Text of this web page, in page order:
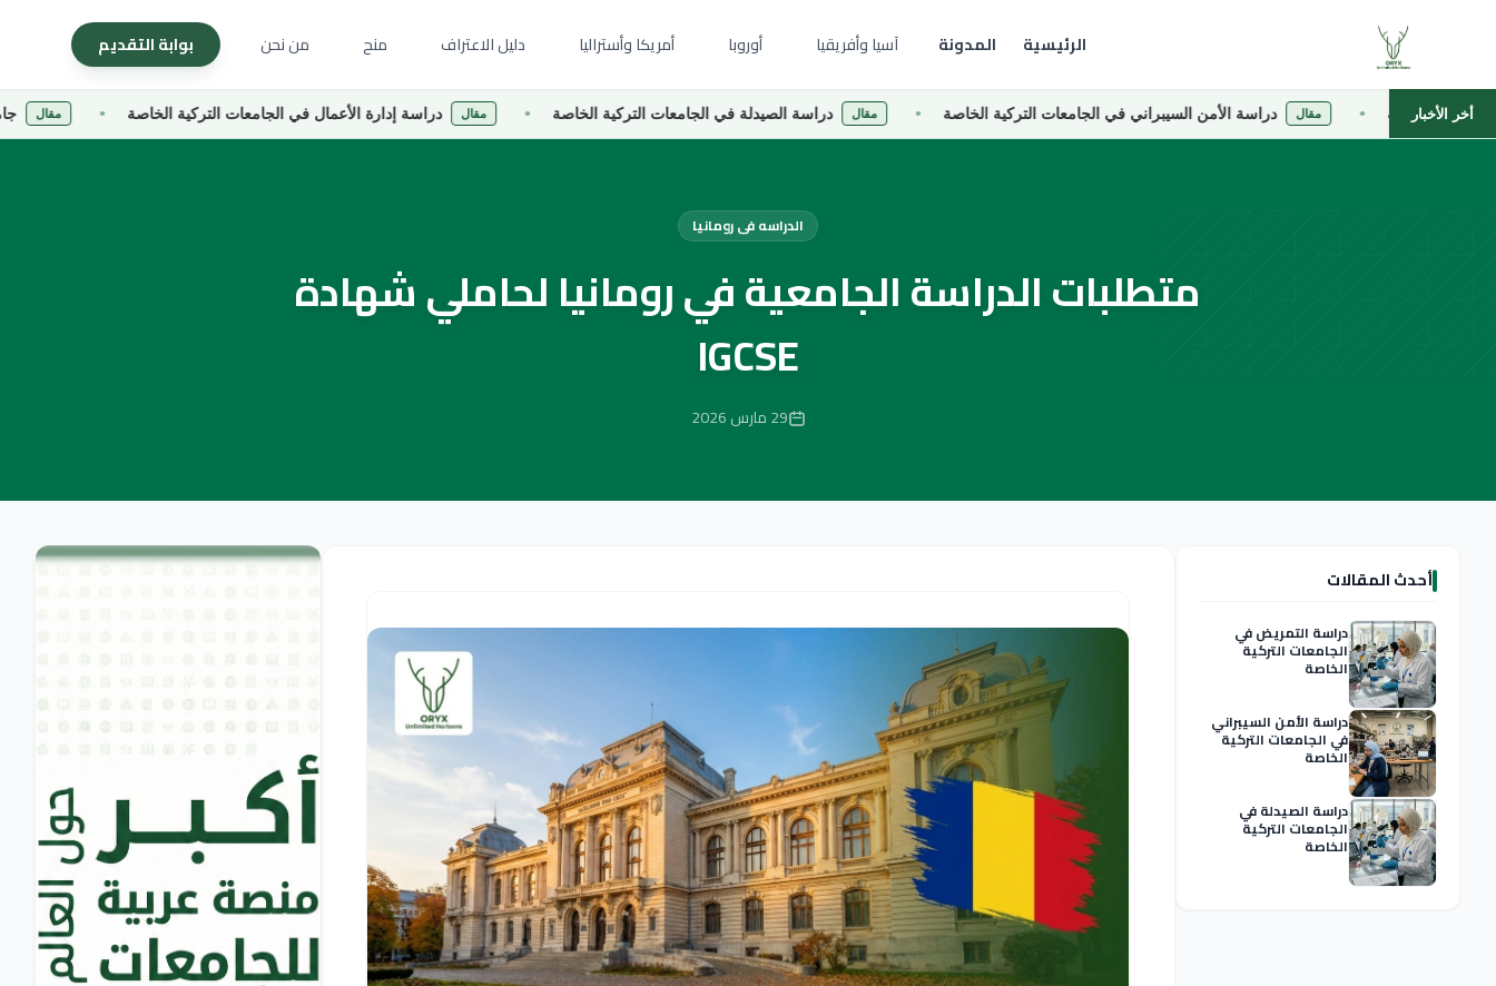
الرئيسية المدونة آسيا وأفريقيا أوروبا أمريكا وأستراليا دليل الاعتراف منح من نحن بوابة التقديم
أخر الأخبار مقال دراسة الأمن السيبراني في الجامعات التركية الخاصة مقال دراسة الصيدلة في الجامعات التركية الخاصة مقال دراسة إدارة الأعمال في الجامعات التركية الخاصة مقال جامعة
الدراسه فى رومانيا
متطلبات الدراسة الجامعية في رومانيا لحاملي شهادة
IGCSE
29 مارس 2026
أحدث المقالات
دراسة التمريض في
الجامعات التركية
الخاصة
دراسة الأمن السيبراني
في الجامعات التركية
الخاصة
دراسة الصيدلة في
الجامعات التركية
الخاصة